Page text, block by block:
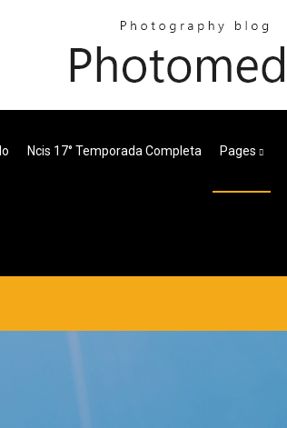
Ncis 17° Temporada Completa Pages